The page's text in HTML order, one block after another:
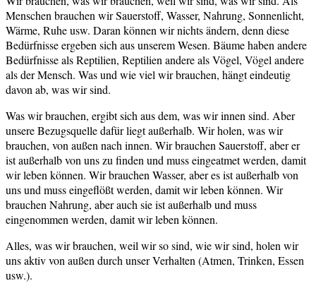
Menschen brauchen wir Sauerstoff, Wasser, Nahrung, Sonnenlicht,
Wärme, Ruhe usw. Daran können wir nichts ändern, denn diese
Bedürfnisse ergeben sich aus unserem Wesen. Bäume haben andere
Bedürfnisse als Reptilien, Reptilien andere als Vögel, Vögel andere
als der Mensch. Was und wie viel wir brauchen, hängt eindeutig
davon ab, was wir sind.
Was wir brauchen, ergibt sich aus dem, was wir innen sind. Aber
unsere Bezugsquelle dafür liegt außerhalb. Wir holen, was wir
brauchen, von außen nach innen. Wir brauchen Sauerstoff, aber er
ist außerhalb von uns zu finden und muss eingeatmet werden, damit
wir leben können. Wir brauchen Wasser, aber es ist außerhalb von
uns und muss eingeflößt werden, damit wir leben können. Wir
brauchen Nahrung, aber auch sie ist außerhalb und muss
eingenommen werden, damit wir leben können.
Alles, was wir brauchen, weil wir so sind, wie wir sind, holen wir
uns aktiv von außen durch unser Verhalten (Atmen, Trinken, Essen
usw.).